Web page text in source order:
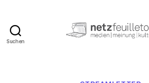
Suchen